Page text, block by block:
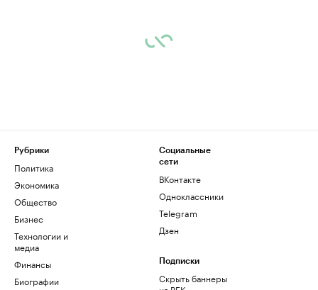
Рубрики
Политика
Экономика
Общество
Бизнес
Технологии и
медиа
Финансы
Биографии
Социальные
сети
ВКонтакте
Одноклассники
Telegram
Дзен
Подписки
Скрыть баннеры